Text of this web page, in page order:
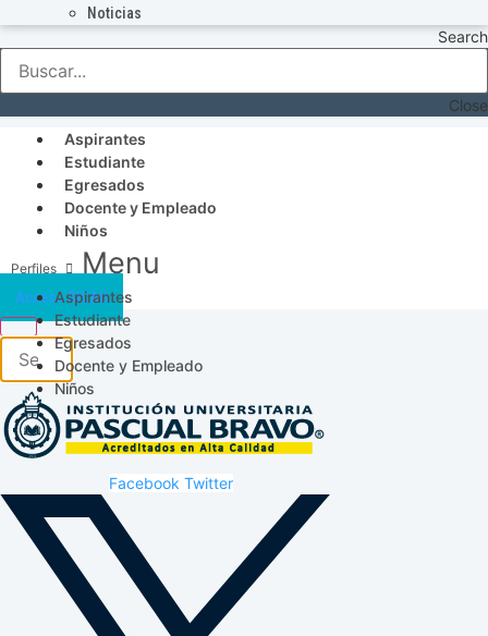
Noticias
Search
Close
Aspirantes
Estudiante
Egresados
Docente y Empleado
Niños
Menu
Aspirantes
Estudiante
Egresados
Docente y Empleado
Niños
Acceso SICAU
Facebook Twitter